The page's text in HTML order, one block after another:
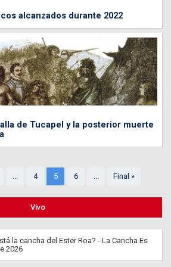
alcanzados durante 2022
de Tucapel y la posterior muerte
... 4 5 6 ... Final »
Vivo
la cancha del Ester Roa? - La Cancha Es
2026